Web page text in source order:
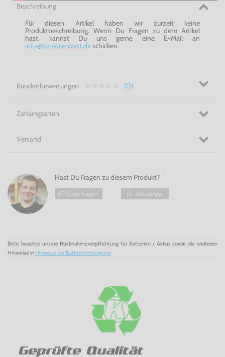
Beschreibung
Für diesen Artikel haben wir zurzeit keine
Produktbeschreibung. Wenn Du Fragen zu dem Artikel
hast, kannst Du uns gerne eine E-Mail an
info@konsolenkost.deschicken.
Kundenbewertungen (0)
Zahlungsarten
Versand
Hast Du Fragen zu diesem Produkt?
Chris fragen WhatsApp
Bitte beachte unsere Rücknahmeverpflichtung für Batterien / Akkus sowie die weiteren
Hinweise in Hinweise zur Batterieentsorgung
Geprüfte Qualität